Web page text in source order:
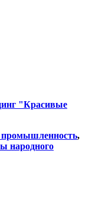
"Красивые
промышленность,
народного